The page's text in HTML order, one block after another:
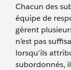
Chacun des
équipe de
gèrent
n’est pas
lorsqu’ils
subordonnés,